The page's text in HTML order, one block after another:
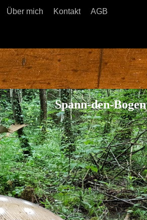
Über mich Kontakt AGB
Spann-den-Bogen